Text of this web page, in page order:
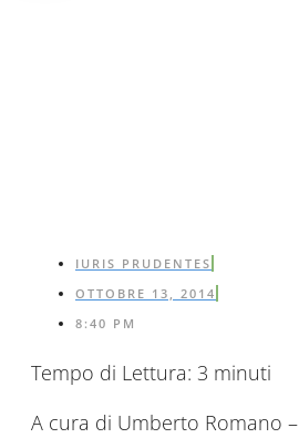
IURIS PRUDENTES
OTTOBRE 13, 2014
8:40 PM
Tempo di Lettura: 3 minuti
A cura di Umberto Romano –